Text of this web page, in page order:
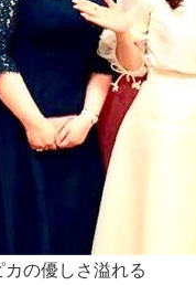
カの優しさ溢れる